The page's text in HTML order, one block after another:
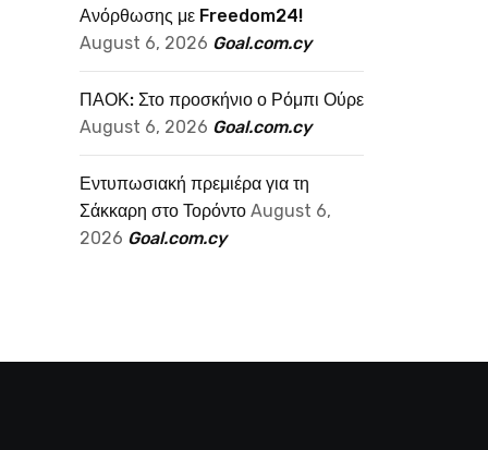
Ανόρθωσης με Freedom24!
August 6, 2026 Goal.com.cy
ΠΑΟΚ: Στο προσκήνιο ο Ρόμπι Ούρε
August 6, 2026 Goal.com.cy
Εντυπωσιακή πρεμιέρα για τη
Σάκκαρη στο Τορόντο August 6,
2026 Goal.com.cy